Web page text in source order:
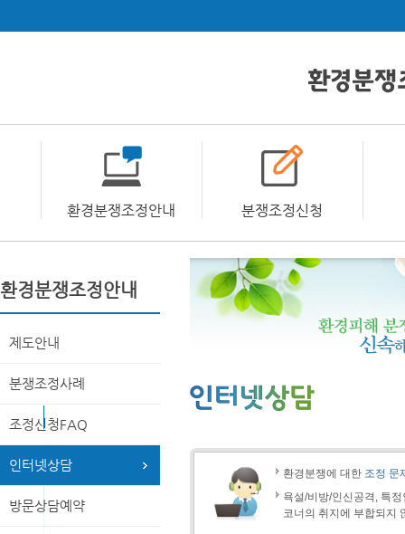
환경분쟁조정안내 분쟁조정신청
환경분쟁조정안내
제도안내
분쟁조정사례
조정신청FAQ
인터넷상담
방문상담예약
환경분쟁에 대한 조정 문
욕설/비방/인신공격, 특
코너의 취지에 부합되지